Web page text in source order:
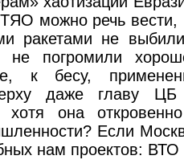
можно речь вести,
ракетами не
не погромили
к бесу,
даже главу ЦБ
хотя она
Если
нам проектов: